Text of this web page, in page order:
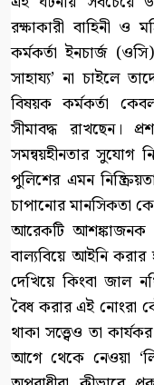
রক্ষাকারী বাহিনী ও
কর্মকর্তা ইনচার্জ
সাহায্য’ না চাইলে
বিষয়ক কর্মকর্তা
সীমাবদ্ধ রাখছেন।
সমন্বয়হীনতার সুযোগ
পুলিশের এমন
চাপানোর মানসিকতা
আরেকটি আশঙ্কাজনক
বাল্যবিয়ে আইনি করার
দেখিয়ে কিংবা জাল
বৈধ করার এই নোংরা
থাকা সত্ত্বেও তা
আগে থেকে নেওয়া